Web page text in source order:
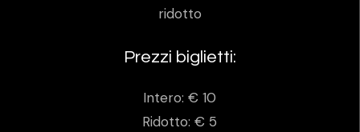
ridotto
Prezzi biglietti:
Intero: € 10
Ridotto: € 5